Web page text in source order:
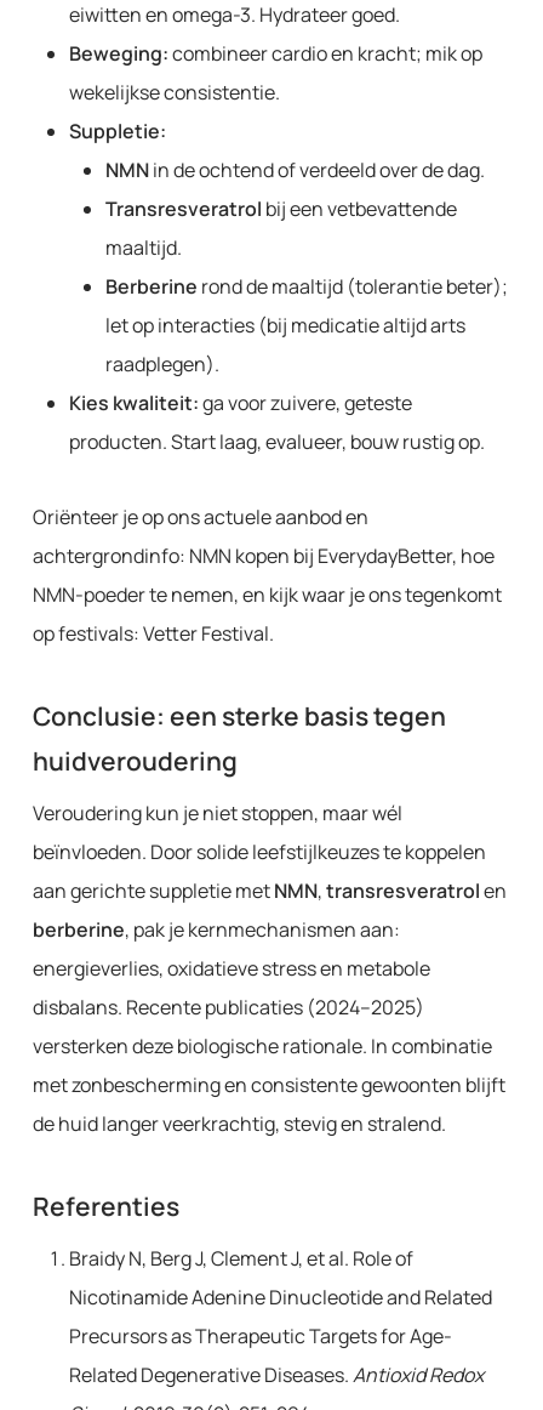
eiwitten en omega-3. Hydrateer goed.
Beweging:combineer cardio en kracht; mik op
wekelijkse consistentie.
Suppletie:
NMNin de ochtend of verdeeld over de dag.
Transresveratrol bij een vetbevattende
maaltijd.
Berberine rond de maaltijd (tolerantie beter);
let op interacties (bij medicatie altijd arts
raadplegen).
Kies kwaliteit:ga voor zuivere, geteste
producten. Start laag, evalueer, bouw rustig op.
Oriënteer je op ons actuele aanbod en
achtergrondinfo: NMN kopen bij EverydayBetter, hoe
NMN-poeder te nemen, en kijk waar je ons tegenkomt
op festivals: Vetter Festival.
Conclusie: een sterke basis tegen
huidveroudering
Veroudering kun je niet stoppen, maar wél
beïnvloeden. Door solide leefstijlkeuzes te koppelen
aan gerichte suppletie metNMN,transresveratrolen
berberine, pak je kernmechanismen aan:
energieverlies, oxidatieve stress en metabole
disbalans. Recente publicaties (2024–2025)
versterken deze biologische rationale. In combinatie
met zonbescherming en consistente gewoonten blijft
de huid langer veerkrachtig, stevig en stralend.
Referenties
Braidy N, Berg J, Clement J, et al. Role of
Nicotinamide Adenine Dinucleotide and Related
Precursors as Therapeutic Targets for Age-
Related Degenerative Diseases.Antioxid Redox